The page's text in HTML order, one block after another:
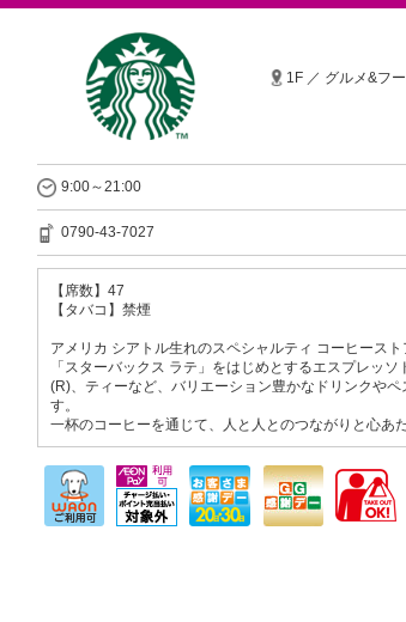
1F ／ グルメ&フ
9:00～21:00
0790-43-7027
【席数】47
【タバコ】禁煙
アメリカ シアトル生れのスペシャルティ コーヒースト
「スターバックス ラテ」をはじめとするエスプレッ
(R)、ティーなど、バリエーション豊かなドリンクや
す。
一杯のコーヒーを通じて、人と人とのつながりと心あ